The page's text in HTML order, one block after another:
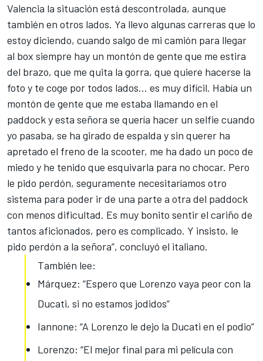
Valencia la situación está descontrolada, aunque
también en otros lados. Ya llevo algunas carreras que lo
estoy diciendo, cuando salgo de mi camión para llegar
al box siempre hay un montón de gente que me estira
del brazo, que me quita la gorra, que quiere hacerse la
foto y te coge por todos lados… es muy difícil. Había un
montón de gente que me estaba llamando en el
paddock y esta señora se quería hacer un selfie cuando
yo pasaba, se ha girado de espalda y sin querer ha
apretado el freno de la scooter, me ha dado un poco de
miedo y he tenido que esquivarla para no chocar. Pero
le pido perdón, seguramente necesitaríamos otro
sistema para poder ir de una parte a otra del paddock
con menos dificultad. Es muy bonito sentir el cariño de
tantos aficionados, pero es complicado. Y insisto, le
pido perdón a la señora”, concluyó el italiano.
También lee:
Márquez: “Espero que Lorenzo vaya peor con la
Ducati, si no estamos jodidos”
Iannone: “A Lorenzo le dejo la Ducati en el podio”
Lorenzo: “El mejor final para mi película con